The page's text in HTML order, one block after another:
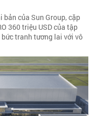
bản của Sun Group, cặp
360 triệu USD của tập
tranh tương lai với vô